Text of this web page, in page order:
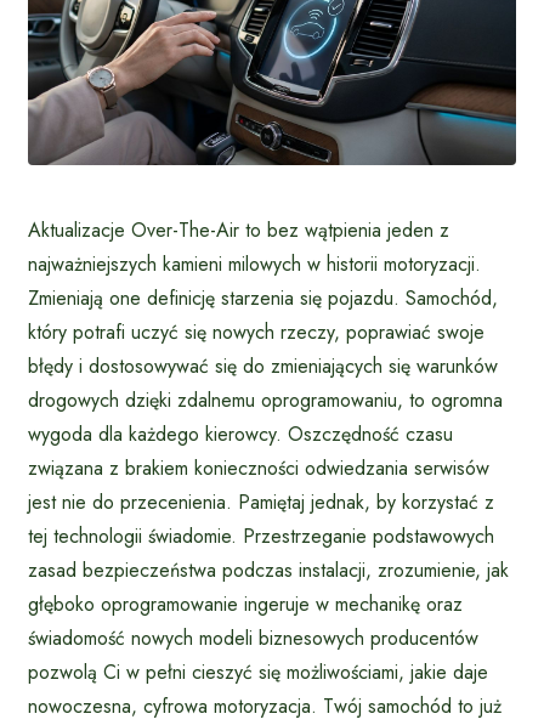
Aktualizacje Over-The-Air to bez wątpienia jeden z
najważniejszych kamieni milowych w historii motoryzacji.
Zmieniają one definicję starzenia się pojazdu. Samochód,
który potrafi uczyć się nowych rzeczy, poprawiać swoje
błędy i dostosowywać się do zmieniających się warunków
drogowych dzięki zdalnemu oprogramowaniu, to ogromna
wygoda dla każdego kierowcy. Oszczędność czasu
związana z brakiem konieczności odwiedzania serwisów
jest nie do przecenienia. Pamiętaj jednak, by korzystać z
tej technologii świadomie. Przestrzeganie podstawowych
zasad bezpieczeństwa podczas instalacji, zrozumienie, jak
głęboko oprogramowanie ingeruje w mechanikę oraz
świadomość nowych modeli biznesowych producentów
pozwolą Ci w pełni cieszyć się możliwościami, jakie daje
nowoczesna, cyfrowa motoryzacja. Twój samochód to już